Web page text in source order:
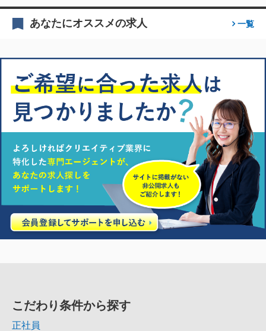
あなたにオススメの求人 一覧
こだわり条件から探す
正社員